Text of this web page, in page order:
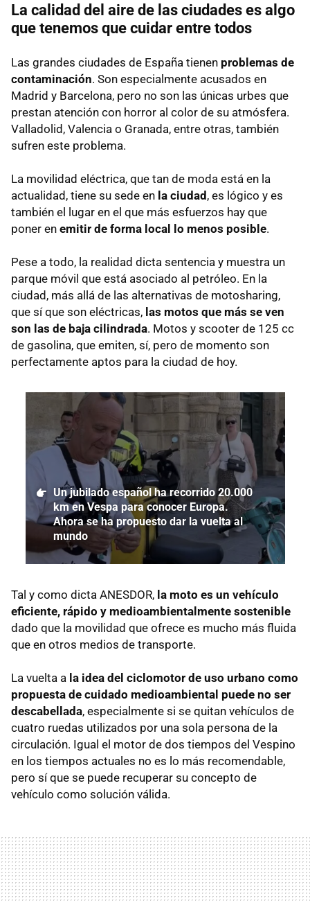
La calidad del aire de las ciudades es algo
que tenemos que cuidar entre todos
Las grandes ciudades de España tienen problemas de
contaminación. Son especialmente acusados en
Madrid y Barcelona, pero no son las únicas urbes que
prestan atención con horror al color de su atmósfera.
Valladolid, Valencia o Granada, entre otras, también
sufren este problema.
La movilidad eléctrica, que tan de moda está en la
actualidad, tiene su sede en la ciudad, es lógico y es
también el lugar en el que más esfuerzos hay que
poner en emitir de forma local lo menos posible.
Pese a todo, la realidad dicta sentencia y muestra un
parque móvil que está asociado al petróleo. En la
ciudad, más allá de las alternativas de motosharing,
que sí que son eléctricas, las motos que más se ven
son las de baja cilindrada. Motos y scooter de 125 cc
de gasolina, que emiten, sí, pero de momento son
perfectamente aptos para la ciudad de hoy.
Un jubilado español ha recorrido 20.000
km en Vespa para conocer Europa.
Ahora se ha propuesto dar la vuelta al
mundo
Tal y como dicta ANESDOR, la moto es un vehículo
eficiente, rápido y medioambientalmente sostenible
dado que la movilidad que ofrece es mucho más fluida
que en otros medios de transporte.
La vuelta a la idea del ciclomotor de uso urbano como
propuesta de cuidado medioambiental puede no ser
descabellada, especialmente si se quitan vehículos de
cuatro ruedas utilizados por una sola persona de la
circulación. Igual el motor de dos tiempos del Vespino
en los tiempos actuales no es lo más recomendable,
pero sí que se puede recuperar su concepto de
vehículo como solución válida.